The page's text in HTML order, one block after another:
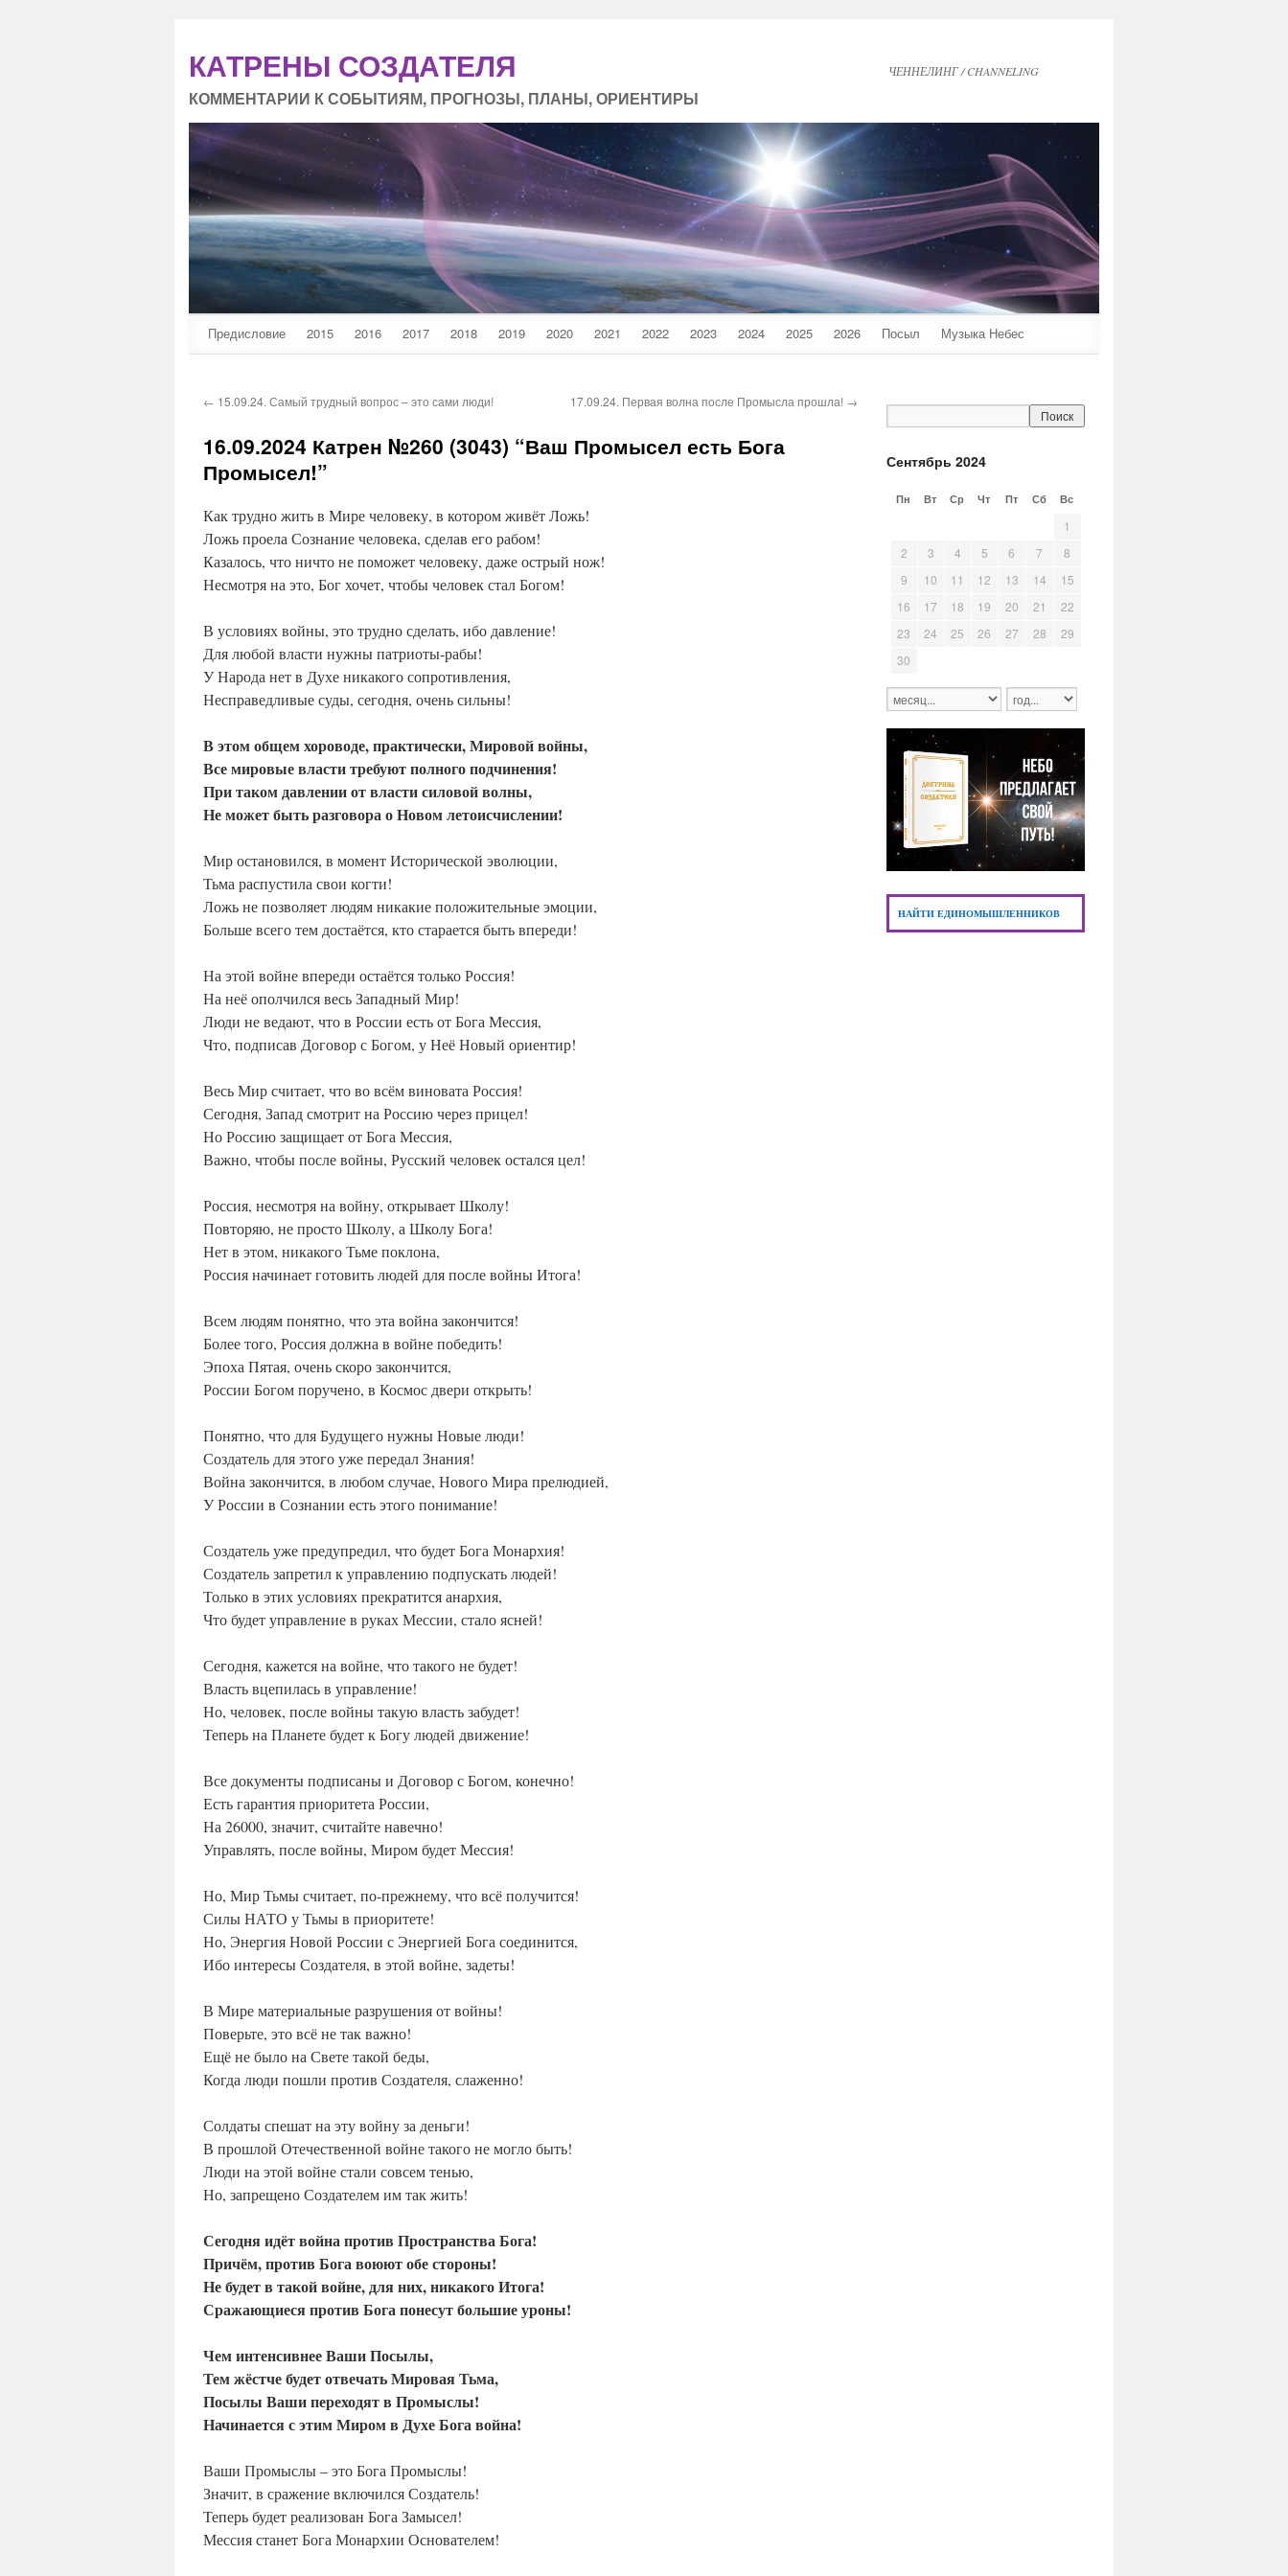
ЧЕННЕЛИНГ / CHANNELING
КАТРЕНЫ СОЗДАТЕЛЯ
КОММЕНТАРИИ К СОБЫТИЯМ, ПРОГНОЗЫ, ПЛАНЫ, ОРИЕНТИРЫ
Предисловие 2015 2016 2017 2018 2019 2020 2021 2022 2023 2024 2025 2026 Посыл Музыка Небес
Сентябрь 2024
Пн Вт Ср Чт Пт Сб Вс
1
2
3 4 5 6 7
8
9
10 11 12 13 14
15
16
17 18 19 20 21
22
23
24 25 26 27 28
29
30
НАЙТИ ЕДИНОМЫШЛЕННИКОВ
← 15.09.24. Самый трудный вопрос – это сами люди! 17.09.24. Первая волна после Промысла прошла! →
16.09.2024 Катрен №260 (3043) “Ваш Промысел есть Бога
Промысел!”
Как трудно жить в Мире человеку, в котором живёт Ложь!
Ложь проела Сознание человека, сделав его рабом!
Казалось, что ничто не поможет человеку, даже острый нож!
Несмотря на это, Бог хочет, чтобы человек стал Богом!
В условиях войны, это трудно сделать, ибо давление!
Для любой власти нужны патриоты-рабы!
У Народа нет в Духе никакого сопротивления,
Несправедливые суды, сегодня, очень сильны!
В этом общем хороводе, практически, Мировой войны,
Все мировые власти требуют полного подчинения!
При таком давлении от власти силовой волны,
Не может быть разговора о Новом летоисчислении!
Мир остановился, в момент Исторической эволюции,
Тьма распустила свои когти!
Ложь не позволяет людям никакие положительные эмоции,
Больше всего тем достаётся, кто старается быть впереди!
На этой войне впереди остаётся только Россия!
На неё ополчился весь Западный Мир!
Люди не ведают, что в России есть от Бога Мессия,
Что, подписав Договор с Богом, у Неё Новый ориентир!
Весь Мир считает, что во всём виновата Россия!
Сегодня, Запад смотрит на Россию через прицел!
Но Россию защищает от Бога Мессия,
Важно, чтобы после войны, Русский человек остался цел!
Россия, несмотря на войну, открывает Школу!
Повторяю, не просто Школу, а Школу Бога!
Нет в этом, никакого Тьме поклона,
Россия начинает готовить людей для после войны Итога!
Всем людям понятно, что эта война закончится!
Более того, Россия должна в войне победить!
Эпоха Пятая, очень скоро закончится,
России Богом поручено, в Космос двери открыть!
Понятно, что для Будущего нужны Новые люди!
Создатель для этого уже передал Знания!
Война закончится, в любом случае, Нового Мира прелюдией,
У России в Сознании есть этого понимание!
Создатель уже предупредил, что будет Бога Монархия!
Создатель запретил к управлению подпускать людей!
Только в этих условиях прекратится анархия,
Что будет управление в руках Мессии, стало ясней!
Сегодня, кажется на войне, что такого не будет!
Власть вцепилась в управление!
Но, человек, после войны такую власть забудет!
Теперь на Планете будет к Богу людей движение!
Все документы подписаны и Договор с Богом, конечно!
Есть гарантия приоритета России,
На 26000, значит, считайте навечно!
Управлять, после войны, Миром будет Мессия!
Но, Мир Тьмы считает, по-прежнему, что всё получится!
Силы НАТО у Тьмы в приоритете!
Но, Энергия Новой России с Энергией Бога соединится,
Ибо интересы Создателя, в этой войне, задеты!
В Мире материальные разрушения от войны!
Поверьте, это всё не так важно!
Ещё не было на Свете такой беды,
Когда люди пошли против Создателя, слаженно!
Солдаты спешат на эту войну за деньги!
В прошлой Отечественной войне такого не могло быть!
Люди на этой войне стали совсем тенью,
Но, запрещено Создателем им так жить!
Сегодня идёт война против Пространства Бога!
Причём, против Бога воюют обе стороны!
Не будет в такой войне, для них, никакого Итога!
Сражающиеся против Бога понесут большие уроны!
Чем интенсивнее Ваши Посылы,
Тем жёстче будет отвечать Мировая Тьма,
Посылы Ваши переходят в Промыслы!
Начинается с этим Миром в Духе Бога война!
Ваши Промыслы – это Бога Промыслы!
Значит, в сражение включился Создатель!
Теперь будет реализован Бога Замысел!
Мессия станет Бога Монархии Основателем!